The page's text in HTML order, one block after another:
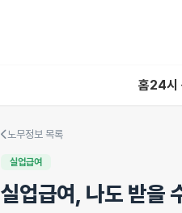
홈24시
노무정보 목록
실업급여
실업급여, 나도 받을